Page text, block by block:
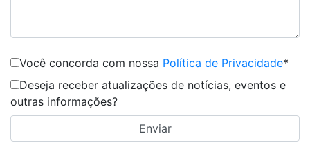
Você concorda com nossa Política de Privacidade*
Deseja receber atualizações de notícias, eventos e
outras informações?